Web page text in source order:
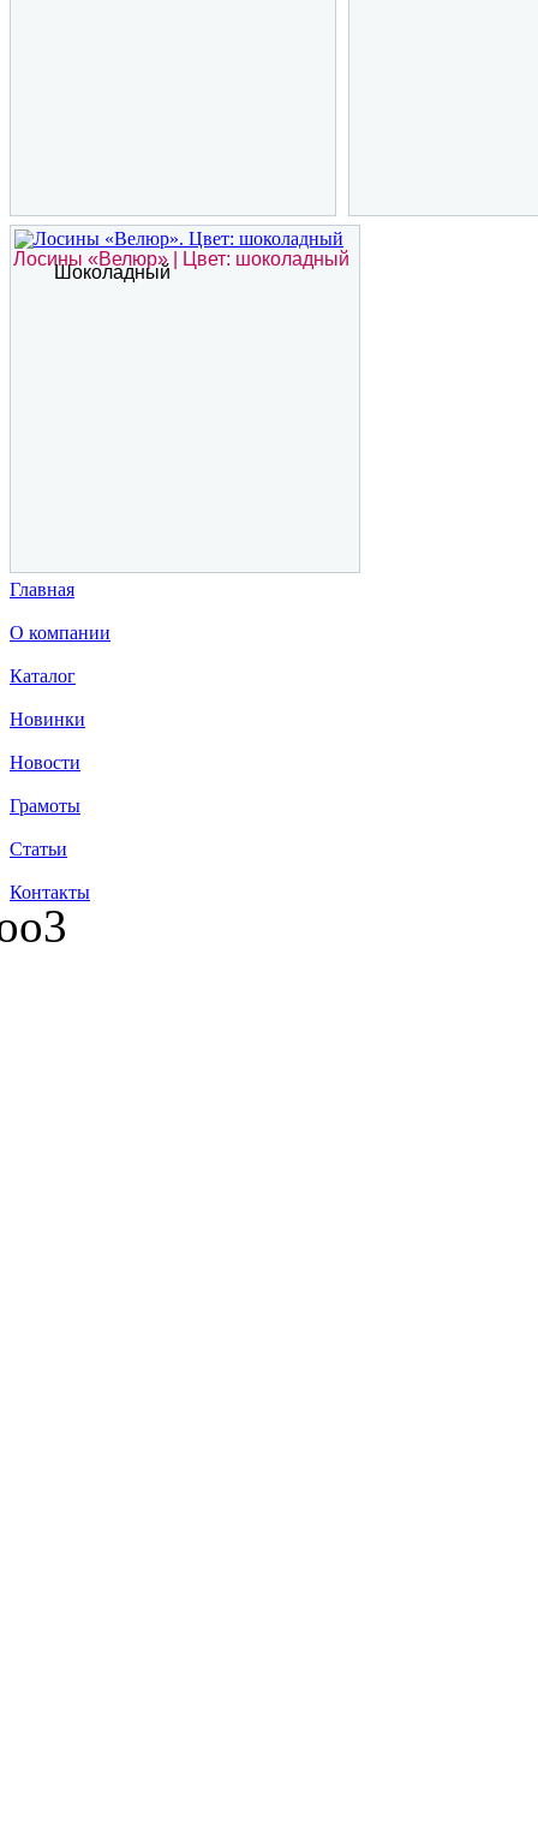
Лосины «Велюр» | Цвет: шоколадный
Шоколадный
Главная
О компании
Каталог
Новинки
Новости
Грамоты
Статьи
Контакты